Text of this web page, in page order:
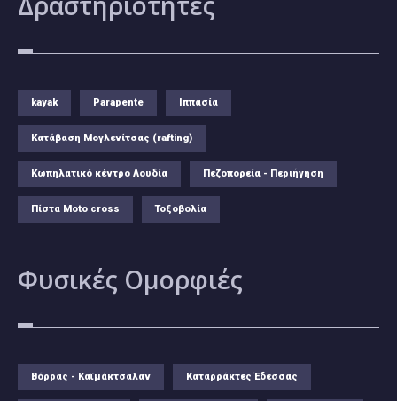
kayak Parapente Ιππασία
Κατάβαση Μογλενίτσας (rafting)
Κωπηλατικό κέντρο Λουδία Πεζοπορεία - Περιήγηση
Πίστα Moto cross Τοξοβολία
Φυσικές Ομορφιές
Βόρρας - Καϊμάκτσαλαν Καταρράκτες Έδεσσας